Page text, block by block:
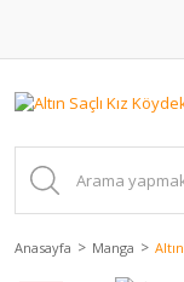
Anasayfa Manga